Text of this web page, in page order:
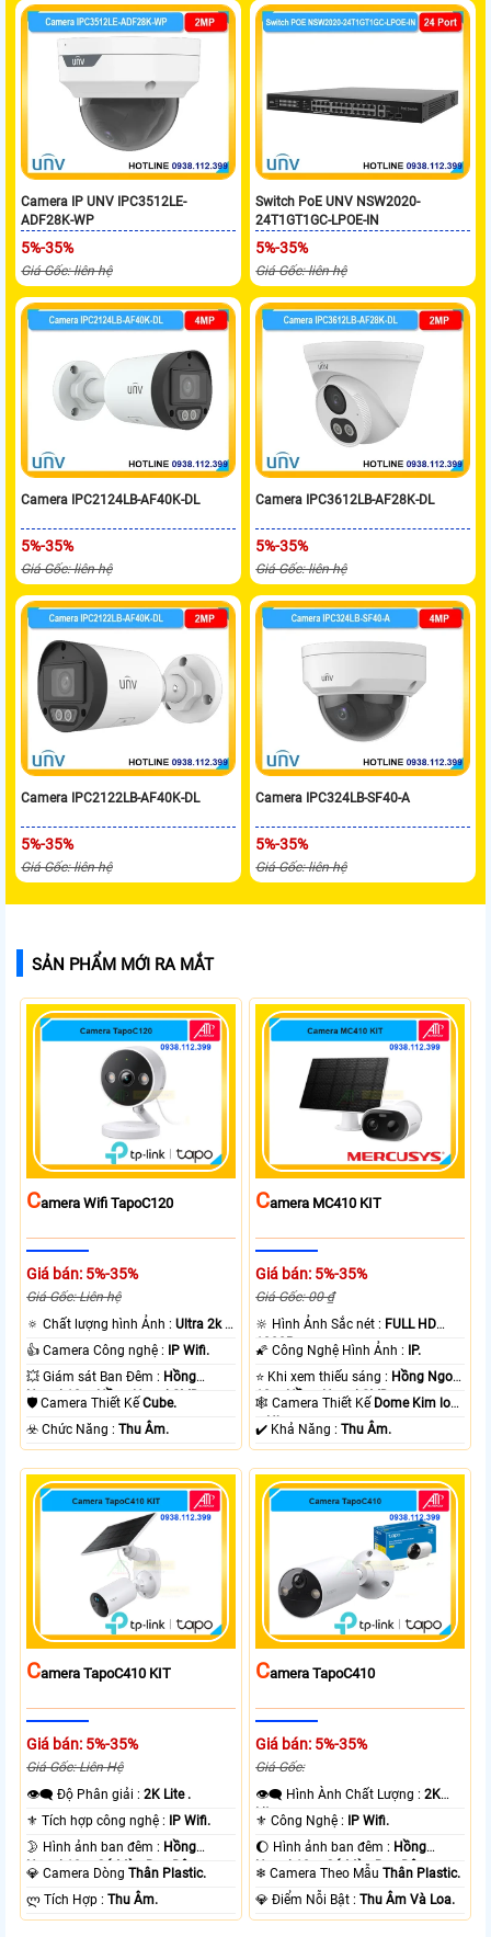
Camera IP UNV IPC3512LE-
ADF28K-WP
5%-35%
Giá Gốc: liên hệ
Switch PoE UNV NSW2020-
24T1GT1GC-LPOE-IN
5%-35%
Giá Gốc: liên hệ
Camera IPC2124LB-AF40K-DL
5%-35%
Giá Gốc: liên hệ
Camera IPC3612LB-AF28K-DL
5%-35%
Giá Gốc: liên hệ
Camera IPC2122LB-AF40K-DL
5%-35%
Giá Gốc: liên hệ
Camera IPC324LB-SF40-A
5%-35%
Giá Gốc: liên hệ
SẢN PHẨM MỚI RA MẮT
CAmera Wifi TapoC120
Giá bán: 5%-35%
Giá Gốc: Liên hệ
🔅 Chất lượng hình Ảnh :Ultra 2k +
.
👍 Camera Công nghệ :
IP Wifi.
💥 Giám sát Ban Đêm : Hồng
Ngoại 10m Hồng Ngoại SMD.
🛡 Camera Thiết KếCube.
️☣️ Chức Năng :Thu Âm.
CAmera MC410 KIT
Giá bán: 5%-35%
Giá Gốc: 00 ₫
🔆 Hình Ảnh Sắc nét : FULL HD
1080P .
🌠 Công Nghệ Hình Ảnh :
IP.
⭐ Khi xem thiếu sáng : Hồng Ngoại
10m Hồng Ngoại SMD.
🕸️ Camera Thiết Kế Dome Kim loại
+ Nhựa.
️✔️ Khả Năng :Thu Âm.
CAmera TapoC410 KIT
Giá bán: 5%-35%
Giá Gốc: Liên Hệ
👁️‍🗨 Độ Phân giải :2K Lite .
⚜️ Tích hợp công nghệ :
IP Wifi.
🌛 Hình ảnh ban đêm : Hồng
Ngoại 10m Có Màu Ban Ðêm.
💎 Camera DòngThân Plastic.
️ლ Tích Hợp :Thu Âm.
CAmera TapoC410
Giá bán: 5%-35%
Giá Gốc:
👁️‍🗨 Hình Ành Chất Lượng :2K
Lite .
⚜️ Công Nghệ :
IP Wifi.
🌔 Hình ảnh ban đêm : Hồng
Ngoại 10m Có Màu Ban Ðêm.
❄ Camera Theo MẫuThân Plastic.
️💎 Điểm Nỗi Bật :Thu Âm Và Loa.